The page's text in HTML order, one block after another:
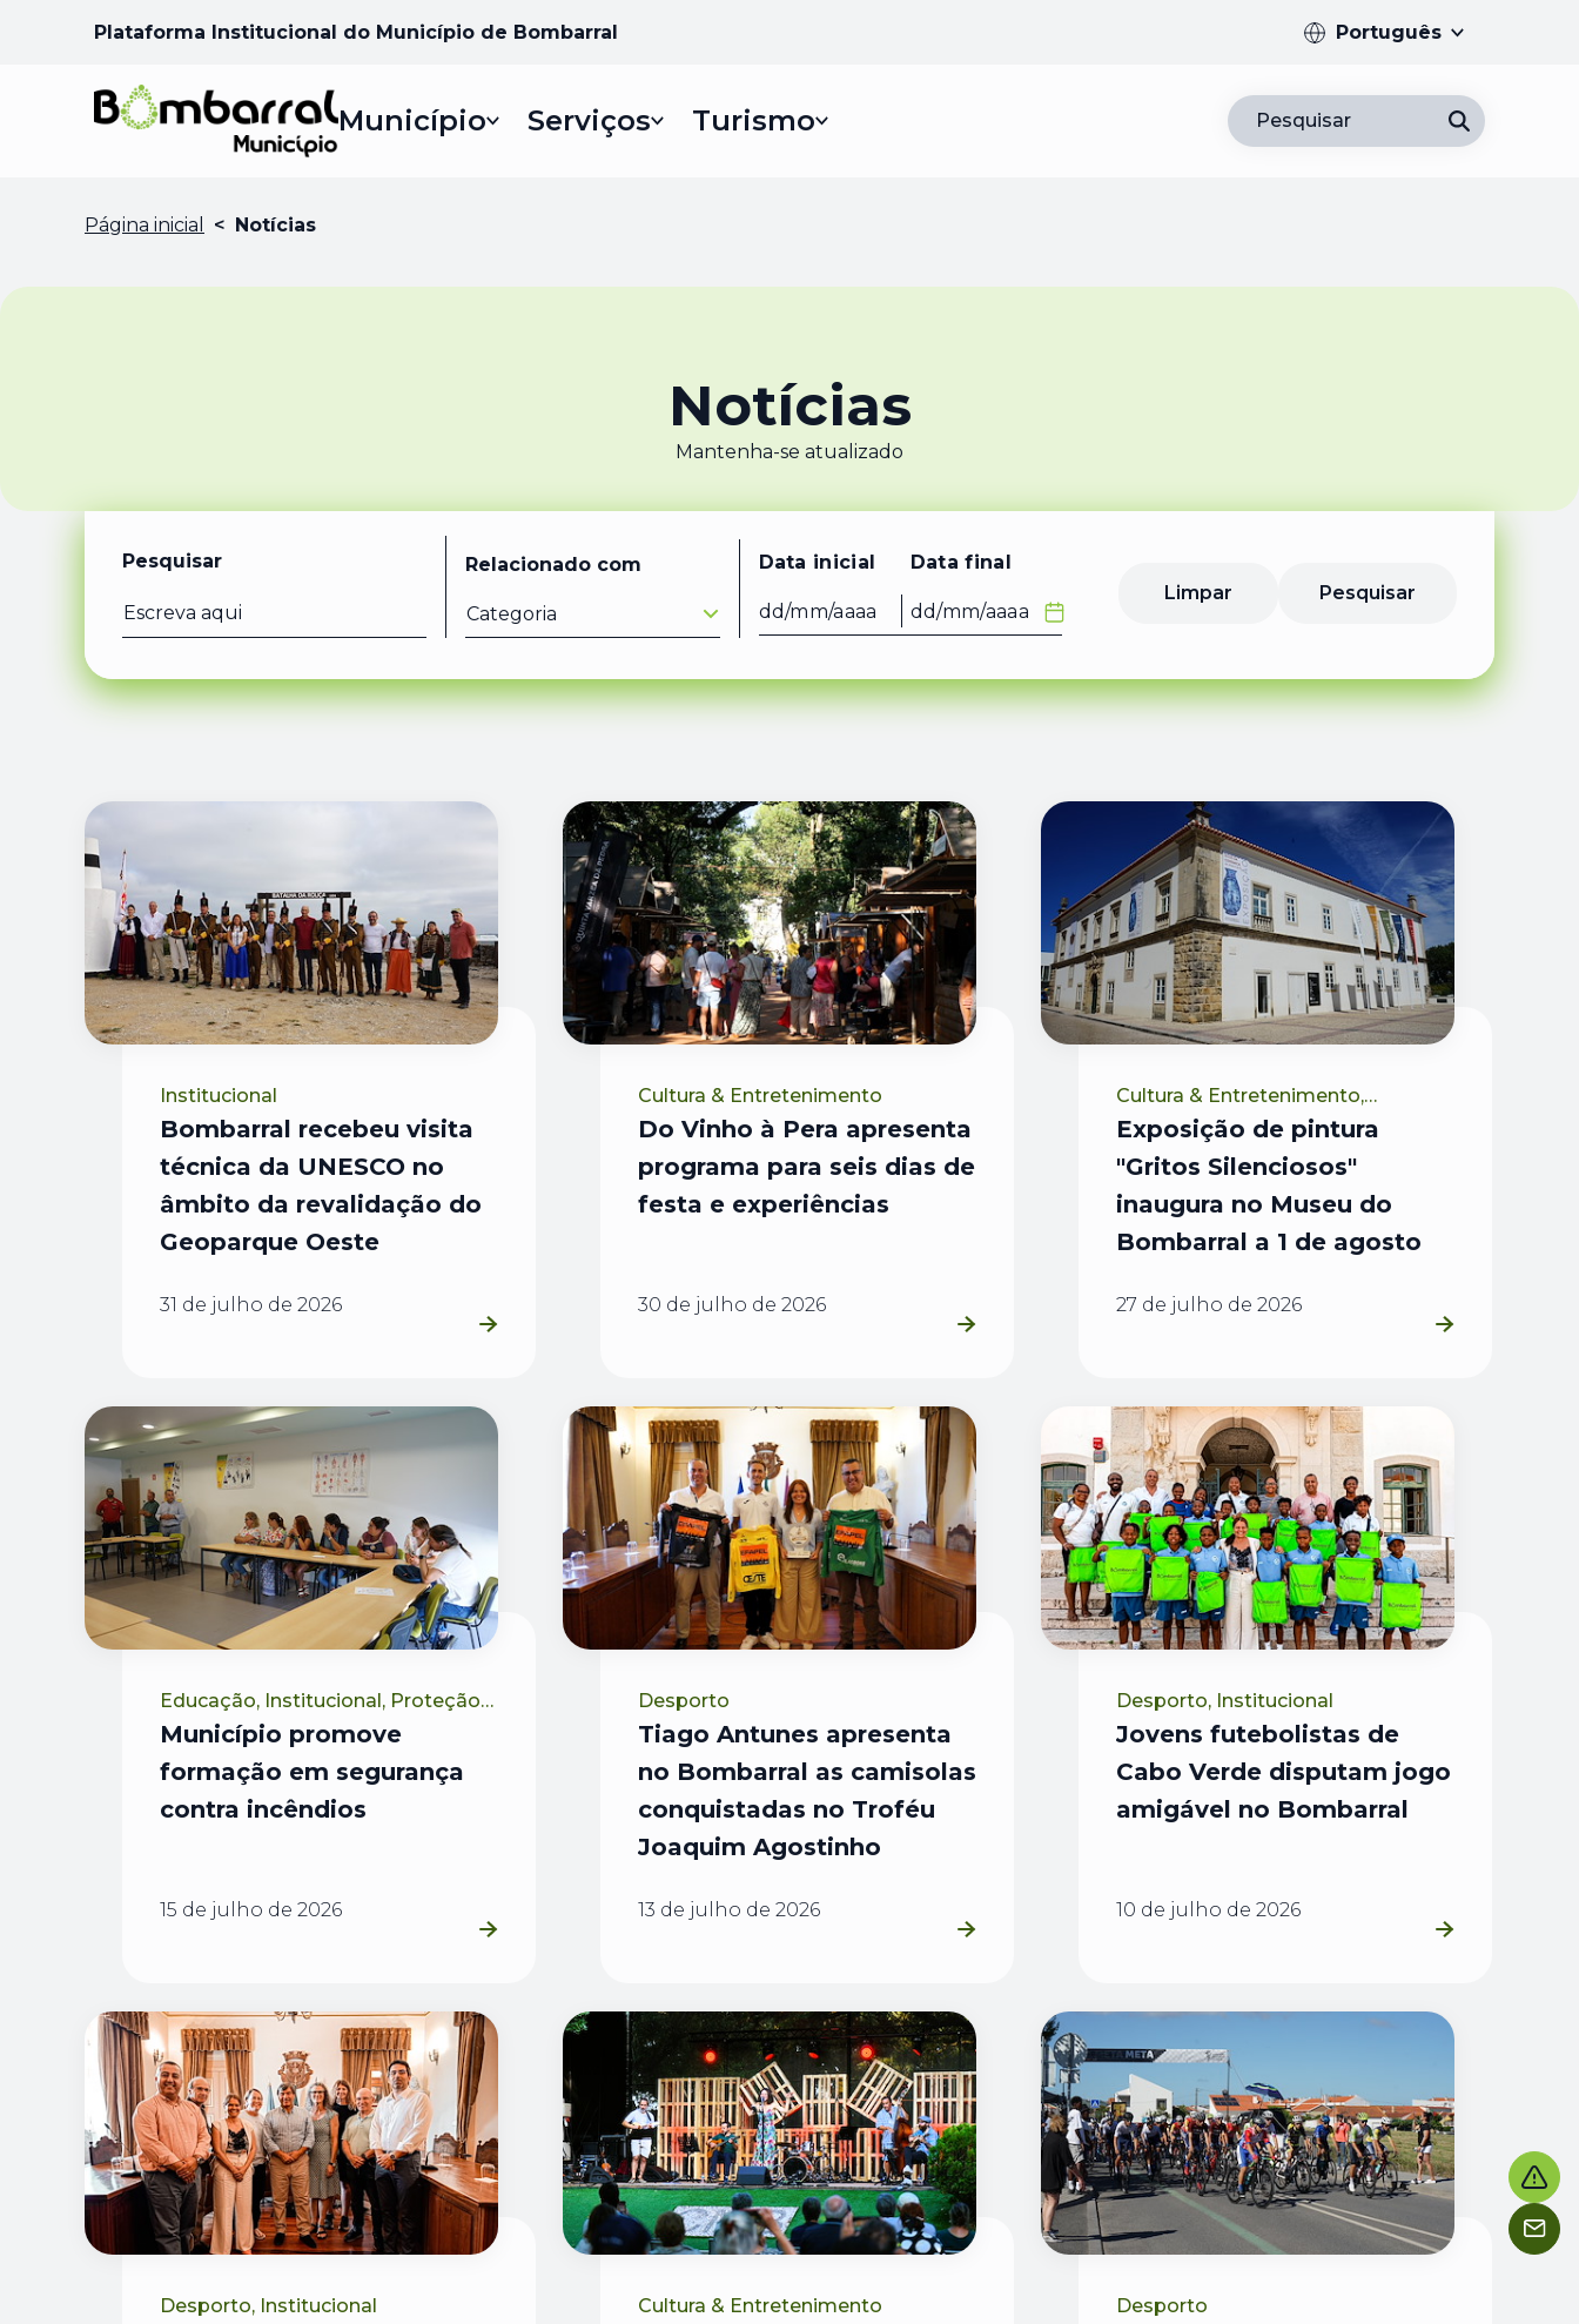
Plataforma Institucional do Município de Bombarral Português
Município Serviços Turismo Pesquisar
Página inicial < Notícias
Notícias
Mantenha-se atualizado
Pesquisar Relacionado com
Categoria Data inicial Data final
Data inicial
Data final
Limpar
Pesquisar
Institucional
Bombarral recebeu visita
técnica da UNESCO no
âmbito da revalidação do
Geoparque Oeste
31 de julho de 2026
Cultura & Entretenimento
Do Vinho à Pera apresenta
programa para seis dias de
festa e experiências
30 de julho de 2026
Cultura & Entretenimento,
Institucion...
Exposição de pintura
"Gritos Silenciosos"
inaugura no Museu do
Bombarral a 1 de agosto
27 de julho de 2026
Educação, Institucional, Proteção
Civ...
Município promove
formação em segurança
contra incêndios
15 de julho de 2026
Desporto
Tiago Antunes apresenta
no Bombarral as camisolas
conquistadas no Troféu
Joaquim Agostinho
13 de julho de 2026
Desporto, Institucional
Jovens futebolistas de
Cabo Verde disputam jogo
amigável no Bombarral
10 de julho de 2026
Desporto, Institucional Cultura & Entretenimento Desporto